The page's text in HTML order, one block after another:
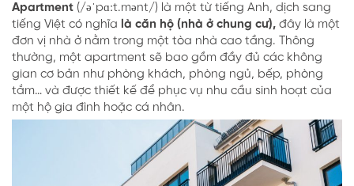
Apartment (/əˈpɑːt.mənt/) là một từ tiếng Anh, dịch sang
tiếng Việt có nghĩa là căn hộ (nhà ở chung cư), đây là một
đơn vị nhà ở nằm trong một tòa nhà cao tầng. Thông
thường, một apartment sẽ bao gồm đầy đủ các không
gian cơ bản như phòng khách, phòng ngủ, bếp, phòng
tắm… và được thiết kế để phục vụ nhu cầu sinh hoạt của
một hộ gia đình hoặc cá nhân.